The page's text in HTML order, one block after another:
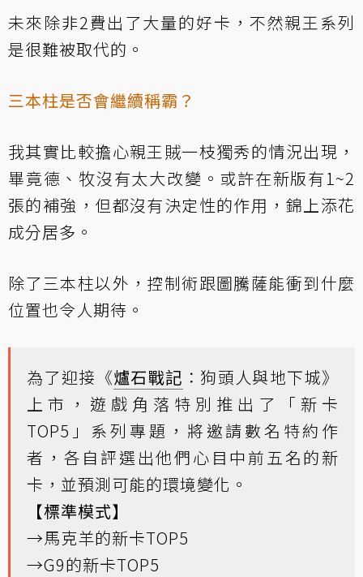
未來除非2費出了大量的好卡，不然親王系列
是很難被取代的。
三本柱是否會繼續稱霸？
我其實比較擔心親王賊一枝獨秀的情況出現，
畢竟德、牧沒有太大改變。或許在新版有1~2
張的補強，但都沒有決定性的作用，錦上添花
成分居多。
除了三本柱以外，控制術跟圖騰薩能衝到什麼
位置也令人期待。
為了迎接《爐石戰記 ：狗頭人與地下城》
上市，遊戲角落特別推出了
「新卡
TOP5」系列專題 ，將邀請數名特約作
者，各自評選出他們心目中前五名的新
卡，並預測可能的環境變化。
【標準模式】
→馬克羊的新卡TOP5
→G9的新卡TOP5